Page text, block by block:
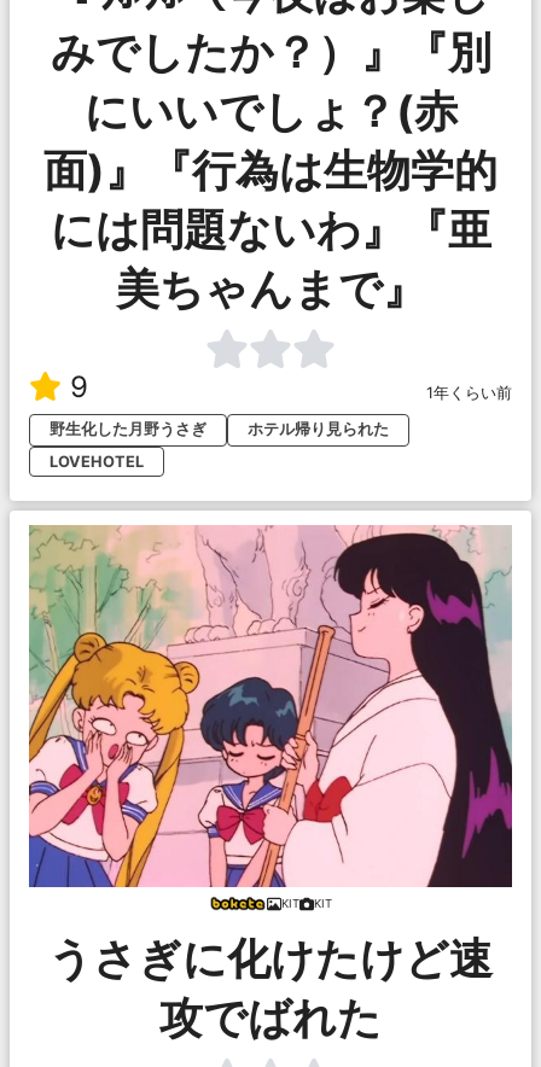
みでしたか？）』『別
にいいでしょ？(赤
面)』『行為は生物学的
には問題ないわ』『亜
美ちゃんまで』
9
1年くらい前
野生化した月野うさぎ
ホテル帰り見られた
LOVEHOTEL
KIT KIT
うさぎに化けたけど速
攻でばれた